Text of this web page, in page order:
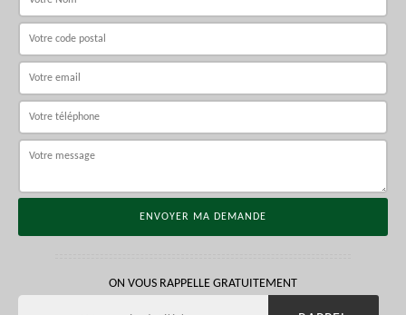
ON VOUS RAPPELLE GRATUITEMENT